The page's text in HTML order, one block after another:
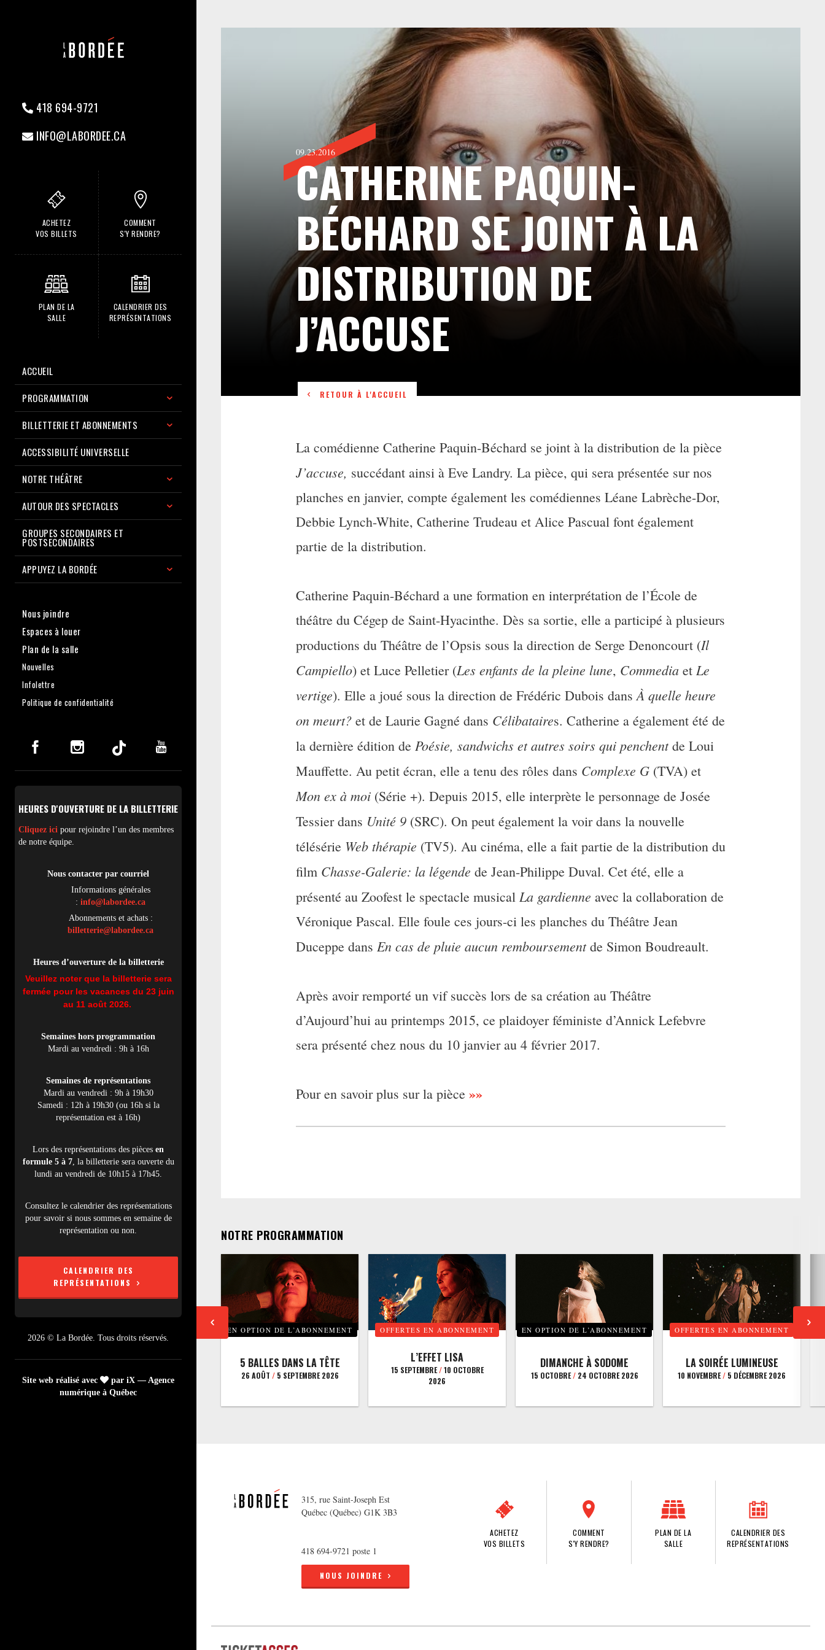
418 694-9721
INFO@LABORDEE.CA
ACHETEZ
VOS BILLETS
COMMENT
S'Y RENDRE?
PLAN DE LA
SALLE
CALENDRIER DES
REPRÉSENTATIONS
ACCUEIL
PROGRAMMATION
BILLETTERIE ET ABONNEMENTS
ACCESSIBILITÉ UNIVERSELLE
NOTRE THÉÂTRE
AUTOUR DES SPECTACLES
GROUPES SECONDAIRES ET
POSTSECONDAIRES
APPUYEZ LA BORDÉE
Nous joindre
Espaces à louer
Plan de la salle
Nouvelles
Infolettre
Politique de confidentialité
HEURES D'OUVERTURE DE LA BILLETTERIE
Cliquez ici pour rejoindre l’un des membres
de notre équipe.
Nous contacter par courriel
Informations générales
: info@labordee.ca
Abonnements et achats :
billetterie@labordee.ca
Heures d’ouverture de la billetterie
Veuillez noter que la billetterie sera
fermée pour les vacances du 23 juin
au 11 août 2026.
Semaines hors programmation
Mardi au vendredi : 9h à 16h
Semaines de représentations
Mardi au vendredi : 9h à 19h30
Samedi : 12h à 19h30 (ou 16h si la
représentation est à 16h)
Lors des représentations des pièces en
formule 5 à 7, la billetterie sera ouverte du
lundi au vendredi de 10h15 à 17h45.
Consultez le calendrier des représentations
pour savoir si nous sommes en semaine de
représentation ou non.
CALENDRIER DES
REPRÉSENTATIONS
2026 © La Bordée. Tous droits réservés.
Site web réalisé avec
par iX — Agence
numérique à Québec
RETOUR À L'ACCUEIL
09.23.2016
CATHERINE PAQUIN-
BÉCHARD SE JOINT À LA
DISTRIBUTION DE
J’ACCUSE
La comédienne Catherine Paquin-Béchard se joint à la distribution de la pièce
J’accuse, succédant ainsi à Eve Landry. La pièce, qui sera présentée sur nos
planches en janvier, compte également les comédiennes Léane Labrèche-Dor,
Debbie Lynch-White, Catherine Trudeau et Alice Pascual font également
partie de la distribution.
Catherine Paquin-Béchard a une formation en interprétation de l’École de
théâtre du Cégep de Saint-Hyacinthe. Dès sa sortie, elle a participé à plusieurs
productions du Théâtre de l’Opsis sous la direction de Serge Denoncourt (Il
Campiello) et Luce Pelletier (Les enfants de la pleine lune, Commedia et Le
vertige). Elle a joué sous la direction de Frédéric Dubois dansÀ quelle heure
on meurt? et de Laurie Gagné dans Célibataires. Catherine a également été de
la dernière édition de Poésie, sandwichs et autres soirs qui penchentde Loui
Mauffette. Au petit écran, elle a tenu des rôles dans Complexe G (TVA) et
Mon ex à moi (Série +). Depuis 2015, elle interprète le personnage de Josée
Tessier dans Unité 9 (SRC). On peut également la voir dans la nouvelle
télésérie Web thérapie (TV5). Au cinéma, elle a fait partie de la distribution du
film Chasse-Galerie: la légende de Jean-Philippe Duval. Cet été, elle a
présenté au Zoofest le spectacle musical La gardienne avec la collaboration de
Véronique Pascal. Elle foule ces jours-ci les planches du Théâtre Jean
Duceppe dans En cas de pluie aucun remboursementde Simon Boudreault.
Après avoir remporté un vif succès lors de sa création au Théâtre
d’Aujourd’hui au printemps 2015, ce plaidoyer féministe d’Annick Lefebvre
sera présenté chez nous du 10 janvier au 4 février 2017.
Pour en savoir plus sur la pièce »»
NOTRE PROGRAMMATION
EN OPTION DE L’ABONNEMENT
5 BALLES DANS LA TÊTE
26 AOÛT /5 SEPTEMBRE 2026
OFFERTES EN ABONNEMENT
L’EFFET LISA
15 SEPTEMBRE/10 OCTOBRE
2026
EN OPTION DE L’ABONNEMENT
DIMANCHE À SODOME
15 OCTOBRE/24 OCTOBRE 2026
OFFERTES EN ABONNEMENT
LA SOIRÉE LUMINEUSE
10 NOVEMBRE/ 5 DÉCEMBRE 2026
315, rue Saint-Joseph Est
Québec (Québec) G1K 3B3
418 694-9721 poste 1
NOUS JOINDRE
ACHETEZ
VOS BILLETS
COMMENT
S'Y RENDRE?
PLAN DE LA
SALLE
CALENDRIER DES
REPRÉSENTATIONS